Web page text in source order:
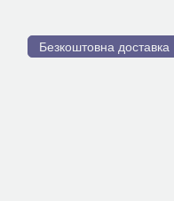
Безкоштовна доставка